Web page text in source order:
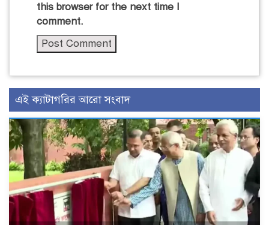
this browser for the next time I
comment.
এই ক্যাটাগরির আরো সংবাদ